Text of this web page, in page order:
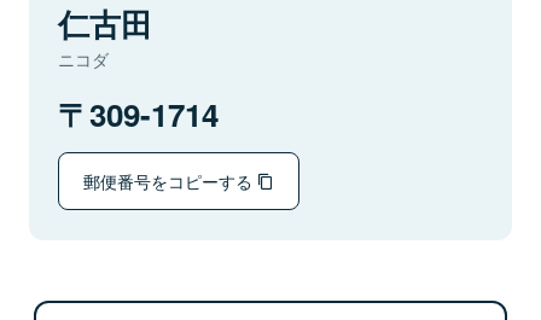
仁古田
ニコダ
309-1714
郵便番号をコピーする